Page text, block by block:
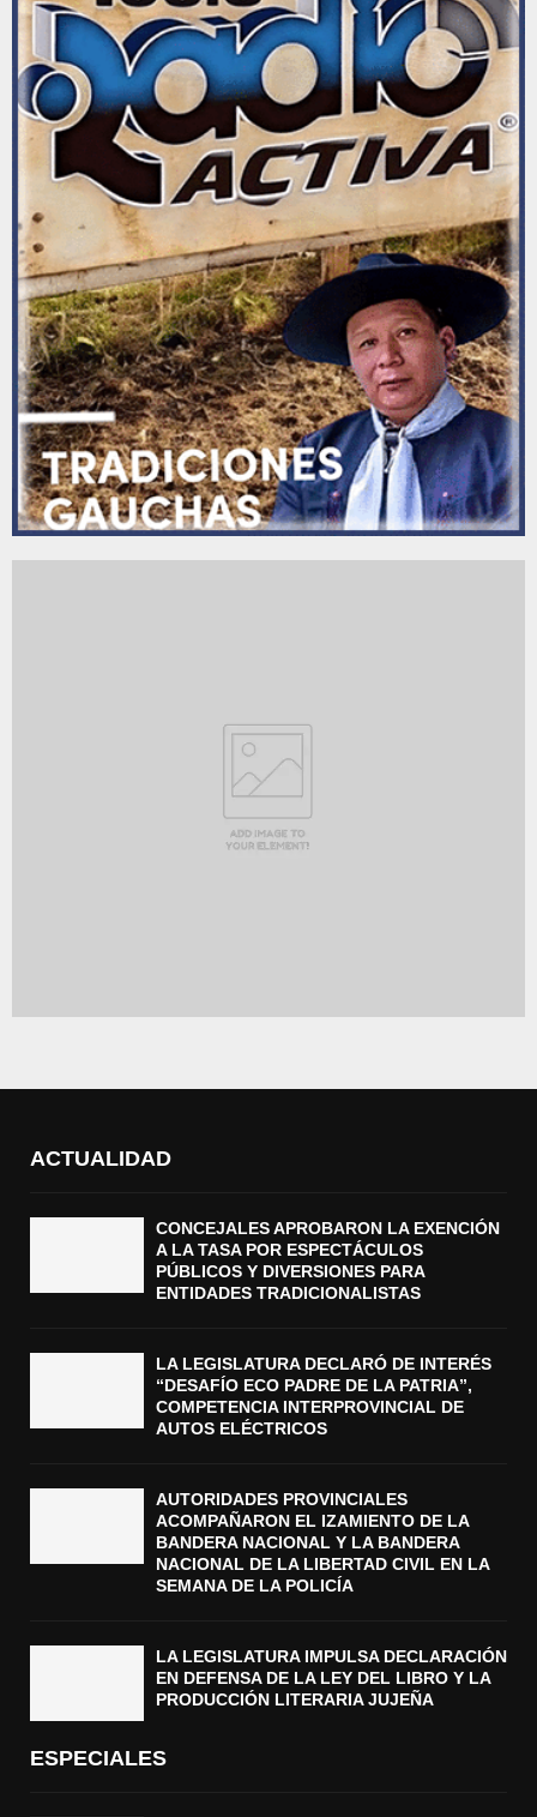
ACTUALIDAD
CONCEJALES APROBARON LA EXENCIÓN
A LA TASA POR ESPECTÁCULOS
PÚBLICOS Y DIVERSIONES PARA
ENTIDADES TRADICIONALISTAS
LA LEGISLATURA DECLARÓ DE INTERÉS
“DESAFÍO ECO PADRE DE LA PATRIA”,
COMPETENCIA INTERPROVINCIAL DE
AUTOS ELÉCTRICOS
AUTORIDADES PROVINCIALES
ACOMPAÑARON EL IZAMIENTO DE LA
BANDERA NACIONAL Y LA BANDERA
NACIONAL DE LA LIBERTAD CIVIL EN LA
SEMANA DE LA POLICÍA
LA LEGISLATURA IMPULSA DECLARACIÓN
EN DEFENSA DE LA LEY DEL LIBRO Y LA
PRODUCCIÓN LITERARIA JUJEÑA
ESPECIALES